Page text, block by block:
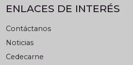
ENLACES DE INTERÉS
Contáctanos
Noticias
Cedecarne